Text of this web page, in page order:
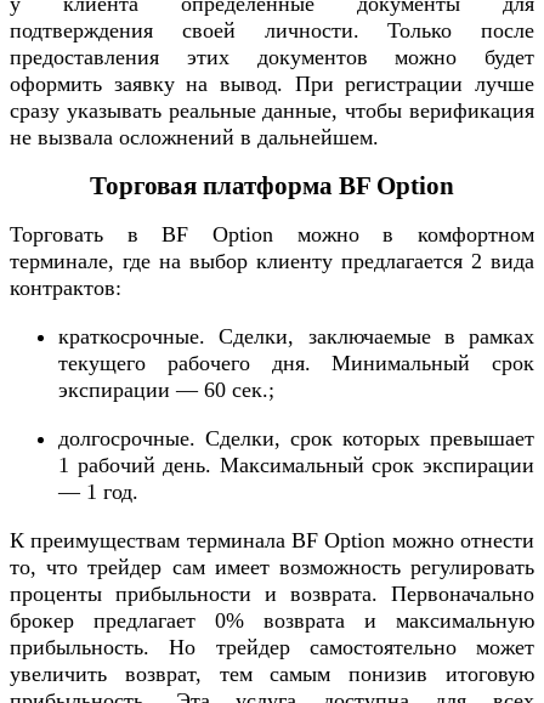
подтверждения своей личности. Только после
предоставления этих документов можно будет
оформить заявку на вывод. При регистрации лучше
сразу указывать реальные данные, чтобы верификация
не вызвала осложнений в дальнейшем.
Торговая платформа BF Option
Торговать в BF Option можно в комфортном
терминале, где на выбор клиенту предлагается 2 вида
контрактов:
краткосрочные. Сделки, заключаемые в рамках
текущего рабочего дня. Минимальный срок
экспирации — 60 сек.;
долгосрочные. Сделки, срок которых превышает
1 рабочий день. Максимальный срок экспирации
— 1 год.
К преимуществам терминала BF Option можно отнести
то, что трейдер сам имеет возможность регулировать
проценты прибыльности и возврата. Первоначально
брокер предлагает 0% возврата и максимальную
прибыльность. Но трейдер самостоятельно может
увеличить возврат, тем самым понизив итоговую